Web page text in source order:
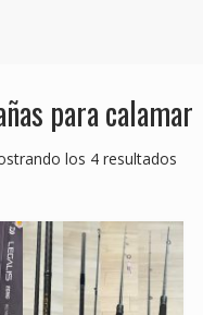
para calamar
los 4 resultados